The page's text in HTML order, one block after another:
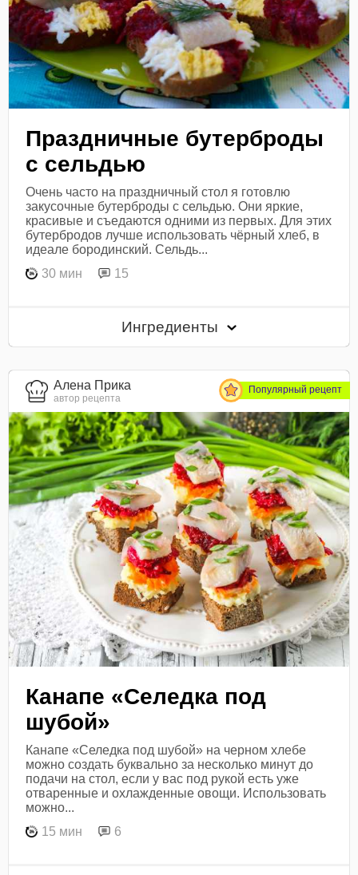
Праздничные бутерброды
с сельдью
Очень часто на праздничный стол я готовлю
закусочные бутерброды с сельдью. Они яркие,
красивые и съедаются одними из первых. Для этих
бутербродов лучше использовать чёрный хлеб, в
идеале бородинский. Сельдь...
30 мин
15
Ингредиенты
Алена Прика
автор рецепта
Популярный рецепт
Канапе «Селедка под
шубой»
Канапе «Селедка под шубой» на черном хлебе
можно создать буквально за несколько минут до
подачи на стол, если у вас под рукой есть уже
отваренные и охлажденные овощи. Использовать
можно...
15 мин
6